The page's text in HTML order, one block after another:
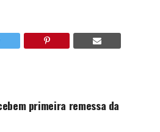
primeira remessa da